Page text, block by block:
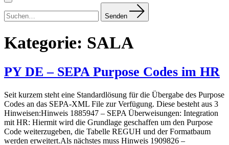
Menü
nach:
Senden
Kategorie: SALA
PY DE – SEPA Purpose Codes im HR
Seit kurzem steht eine Standardlösung für die Übergabe des Purpose
Codes an das SEPA-XML File zur Verfügung. Diese besteht aus 3
Hinweisen:Hinweis 1885947 – SEPA Überweisungen: Integration
mit HR: Hiermit wird die Grundlage geschaffen um den Purpose
Code weiterzugeben, die Tabelle REGUH und der Formatbaum
werden erweitert.Als nächstes muss Hinweis 1909826 –